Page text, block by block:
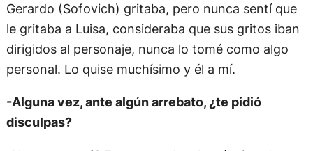
Gerardo (Sofovich) gritaba, pero nunca sentí que
le gritaba a Luisa, consideraba que sus gritos iban
dirigidos al personaje, nunca lo tomé como algo
personal. Lo quise muchísimo y él a mí.
-Alguna vez, ante algún arrebato, ¿te pidió
disculpas?